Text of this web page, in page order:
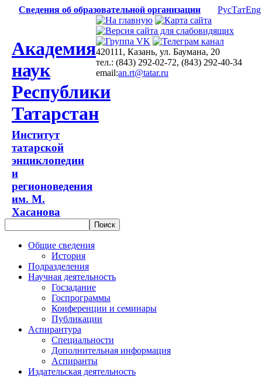
Сведения об образовательной организации РусТатEng
Академия
наук
Республики
Татарстан
Институт
татарской
энциклопедии
и
регионоведения
им. М.
Хасанова
420111, Казань, ул. Баумана, 20
тел.: (843) 292-02-72, (843) 292-40-34
email:an.rt@tatar.ru
Общие сведения
История
Подразделения
Научная деятельность
Госзадание
Госпрограммы
Конференции и семинары
Публикации
Аспирантура
Специальности
Дополнительная информация
Аспиранты
Издательская деятельность